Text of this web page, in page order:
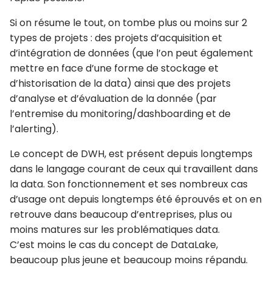
Si on résume le tout, on tombe plus ou moins sur 2
types de projets : des projets d’acquisition et
d’intégration de données (que l’on peut également
mettre en face d’une forme de stockage et
d’historisation de la data) ainsi que des projets
d’analyse et d’évaluation de la donnée (par
l’entremise du monitoring/dashboarding et de
l’alerting).
Le concept de DWH, est présent depuis longtemps
dans le langage courant de ceux qui travaillent dans
la data. Son fonctionnement et ses nombreux cas
d’usage ont depuis longtemps été éprouvés et on en
retrouve dans beaucoup d’entreprises, plus ou
moins matures sur les problématiques data.
C’est moins le cas du concept de DataLake,
beaucoup plus jeune et beaucoup moins répandu.